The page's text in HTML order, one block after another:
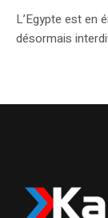
L’Egypte est en
désormais